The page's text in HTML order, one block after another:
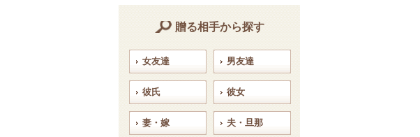
贈る相手から探す
女友達 男友達
彼氏 彼女
妻・嫁 夫・旦那